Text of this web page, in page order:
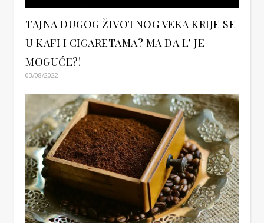
TAJNA DUGOG ŽIVOTNOG VEKA KRIJE SE
U KAFI I CIGARETAMA? MA DA L’ JE
MOGUĆE?!
03/08/2022